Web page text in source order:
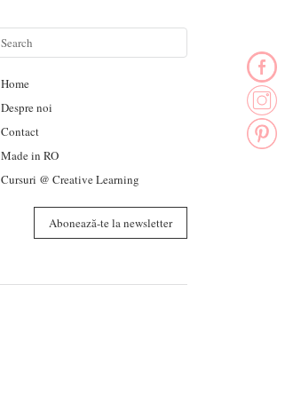
Home
Despre noi
Contact
Made in RO
Cursuri @ Creative Learning
Abonează-te la newsletter